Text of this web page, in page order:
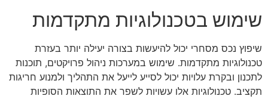
שימוש בטכנולוגיות מתקדמות
שיפוץ נכס מסחרי יכול להיעשות בצורה יעילה יותר בעזרת
טכנולוגיות מתקדמות. שימוש במערכות ניהול פרויקטים, תוכנות
לתכנון ובקרת עלויות יכול לסייע לייעל את התהליך ולמנוע חריגות
תקציב. טכנולוגיות אלו עשויות לשפר את התוצאות הסופיות